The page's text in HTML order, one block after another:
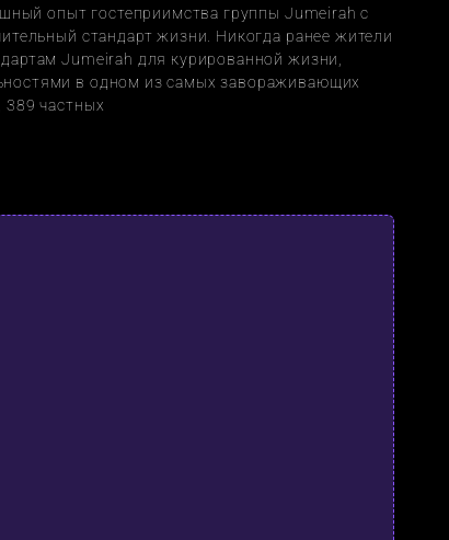
опыт гостеприимства группы Jumeirah с
стандарт жизни. Никогда ранее жители
Jumeirah для курированной жизни,
в одном из самых завораживающих
частных